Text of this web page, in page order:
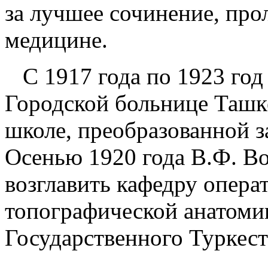
за лучшее сочинение,
медицине.
С 1917 года по 1923
Городской больнице
школе, преобразованной
Осенью 1920 года В.Ф.
возглавить кафедру
топографической
Государственного